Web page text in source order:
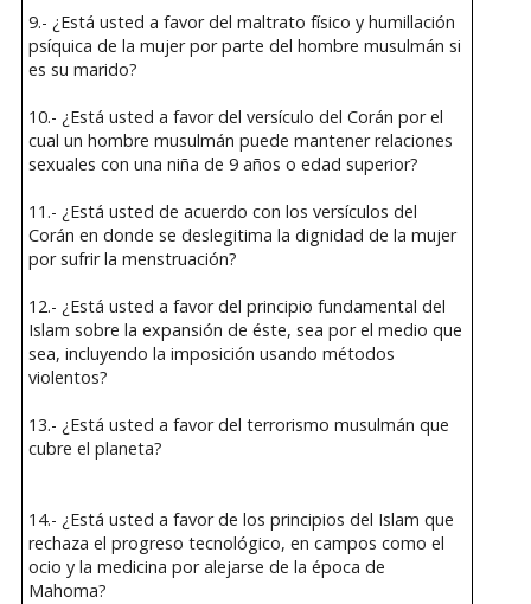
9.- ¿Está usted a favor del maltrato físico y humillación
psíquica de la mujer por parte del hombre musulmán si
es su marido?
10.- ¿Está usted a favor del versículo del Corán por el
cual un hombre musulmán puede mantener relaciones
sexuales con una niña de 9 años o edad superior?
11.- ¿Está usted de acuerdo con los versículos del
Corán en donde se deslegitima la dignidad de la mujer
por sufrir la menstruación?
12.- ¿Está usted a favor del principio fundamental del
Islam sobre la expansión de éste, sea por el medio que
sea, incluyendo la imposición usando métodos
violentos?
13.- ¿Está usted a favor del terrorismo musulmán que
cubre el planeta?
14.- ¿Está usted a favor de los principios del Islam que
rechaza el progreso tecnológico, en campos como el
ocio y la medicina por alejarse de la época de
Mahoma?